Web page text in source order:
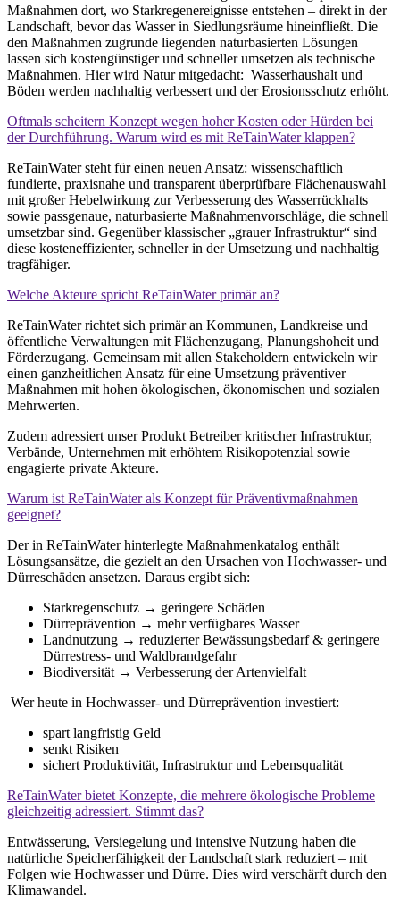
Maßnahmen dort, wo Starkregenereignisse entstehen – direkt in der
Landschaft, bevor das Wasser in Siedlungsräume hineinfließt. Die
den Maßnahmen zugrunde liegenden naturbasierten Lösungen
lassen sich kostengünstiger und schneller umsetzen als technische
Maßnahmen. Hier wird Natur mitgedacht: Wasserhaushalt und
Böden werden nachhaltig verbessert und der Erosionsschutz erhöht.
Oftmals scheitern Konzept wegen hoher Kosten oder Hürden bei
der Durchführung. Warum wird es mit ReTainWater klappen?
ReTainWater steht für einen neuen Ansatz: wissenschaftlich
fundierte, praxisnahe und transparent überprüfbare Flächenauswahl
mit großer Hebelwirkung zur Verbesserung des Wasserrückhalts
sowie passgenaue, naturbasierte Maßnahmenvorschläge, die schnell
umsetzbar sind. Gegenüber klassischer „grauer Infrastruktur“ sind
diese kosteneffizienter, schneller in der Umsetzung und nachhaltig
tragfähiger.
Welche Akteure spricht ReTainWater primär an?
ReTainWater richtet sich primär an Kommunen, Landkreise und
öffentliche Verwaltungen mit Flächenzugang, Planungshoheit und
Förderzugang. Gemeinsam mit allen Stakeholdern entwickeln wir
einen ganzheitlichen Ansatz für eine Umsetzung präventiver
Maßnahmen mit hohen ökologischen, ökonomischen und sozialen
Mehrwerten.
Zudem adressiert unser Produkt Betreiber kritischer Infrastruktur,
Verbände, Unternehmen mit erhöhtem Risikopotenzial sowie
engagierte private Akteure.
Warum ist ReTainWater als Konzept für Präventivmaßnahmen
geeignet?
Der in ReTainWater hinterlegte Maßnahmenkatalog enthält
Lösungsansätze, die gezielt an den Ursachen von Hochwasser‑ und
Dürreschäden ansetzen. Daraus ergibt sich:
Starkregenschutz → geringere Schäden
Dürreprävention → mehr verfügbares Wasser
Landnutzung → reduzierter Bewässungsbedarf & geringere
Dürrestress‑ und Waldbrandgefahr
Biodiversität → Verbesserung der Artenvielfalt
Wer heute in Hochwasser‑ und Dürreprävention investiert:
spart langfristig Geld
senkt Risiken
sichert Produktivität, Infrastruktur und Lebensqualität
ReTainWater bietet Konzepte, die mehrere ökologische Probleme
gleichzeitig adressiert. Stimmt das?
Entwässerung, Versiegelung und intensive Nutzung haben die
natürliche Speicherfähigkeit der Landschaft stark reduziert – mit
Folgen wie Hochwasser und Dürre. Dies wird verschärft durch den
Klimawandel.